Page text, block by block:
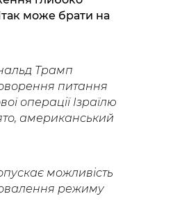
може брати на
Трамп
питання
операції Ізраїлю
американський
можливість
режиму